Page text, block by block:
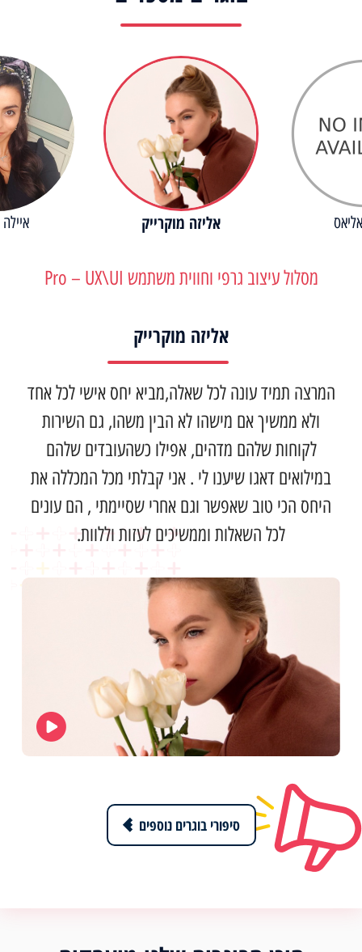
אליזה מוקרייק
מסלול עיצוב גרפי וחווית משתמש Pro – UX\UI
אליזה מוקרייק
המרצה תמיד עונה לכל שאלה,מביא יחס אישי לכל אחד
ולא ממשיך אם מישהו לא הבין משהו, גם השירות
לקוחות שלהם מדהים, אפילו כשהעובדים שלהם
במילואים דאגו שיענו לי . אני קבלתי מכל המכללה את
היחס הכי טוב שאפשר וגם אחרי שסיימתי , הם עונים
לכל השאלות וממשיכים לעזות וללוות.
סיפורי בוגרים נוספים